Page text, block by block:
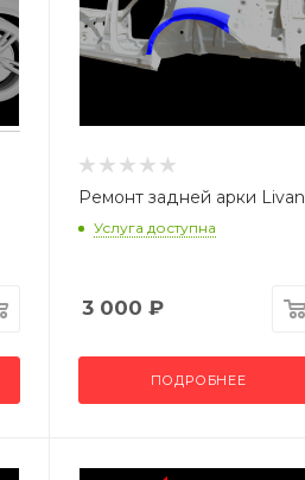
Ремонт задней арки Livan
Услуга доступна
3 000 ₽
ПОДРОБНЕЕ